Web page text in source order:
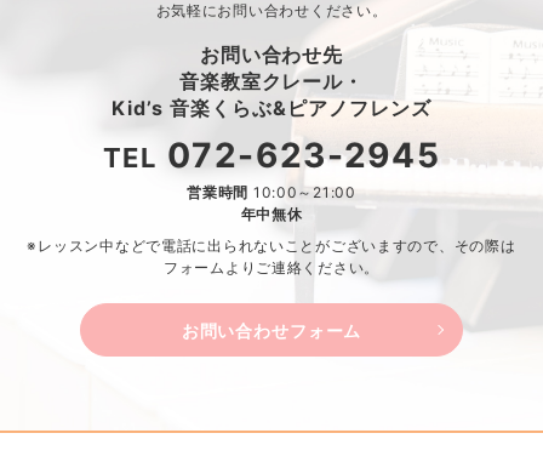
お気軽にお問い合わせください。
お問い合わせ先
音楽教室クレール・
Kid’s 音楽くらぶ&ピアノフレンズ
TEL 072-623-2945
営業時間 10:00～21:00
年中無休
※レッスン中などで電話に出られないことがございますので、 その際は
フォームよりご連絡ください。
お問い合わせフォーム